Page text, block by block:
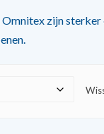
Omnitex zijn sterker